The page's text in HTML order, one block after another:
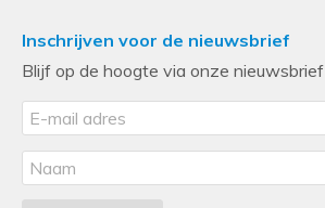
Inschrijven voor de nieuwsbrief
Blijf op de hoogte via onze nieuwsbrief